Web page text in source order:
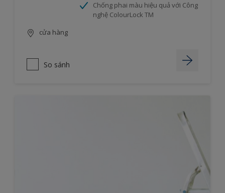
Chống phai màu hiệu quả với Công
nghệ ColourLock TM
cửa hàng
So sánh